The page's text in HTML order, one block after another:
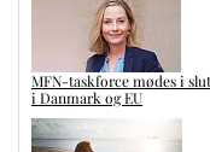
MFN-taskforce mødes i
i Danmark og EU